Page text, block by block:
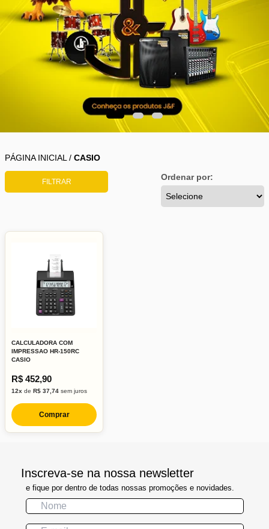
PÁGINA INICIAL/ CASIO
FILTRAR Ordenar por:
CALCULADORA COM
IMPRESSAO HR-150RC
CASIO
R$ 452,90
12x de R$ 37,74 sem juros
Comprar
Inscreva-se na nossa newsletter
e fique por dentro de todas nossas promoções e novidades.